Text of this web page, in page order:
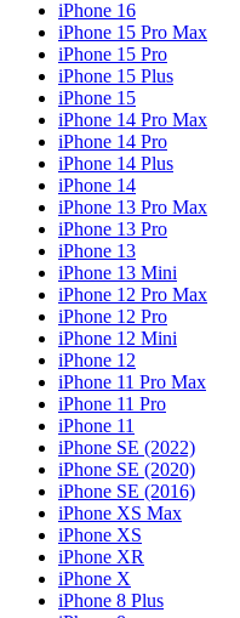
iPhone 16
iPhone 15 Pro Max
iPhone 15 Pro
iPhone 15 Plus
iPhone 15
iPhone 14 Pro Max
iPhone 14 Pro
iPhone 14 Plus
iPhone 14
iPhone 13 Pro Max
iPhone 13 Pro
iPhone 13
iPhone 13 Mini
iPhone 12 Pro Max
iPhone 12 Pro
iPhone 12 Mini
iPhone 12
iPhone 11 Pro Max
iPhone 11 Pro
iPhone 11
iPhone SE (2022)
iPhone SE (2020)
iPhone SE (2016)
iPhone XS Max
iPhone XS
iPhone XR
iPhone X
iPhone 8 Plus